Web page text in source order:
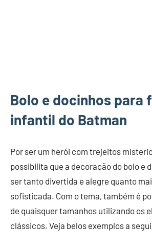
Bolo e docinhos para
infantil do Batman
Por ser um herói com trejeitos
possibilita que a decoração do bolo e
ser tanto divertida e alegre quanto
sofisticada. Com o tema, também é
de quaisquer tamanhos utilizando os
clássicos. Veja belos exemplos a